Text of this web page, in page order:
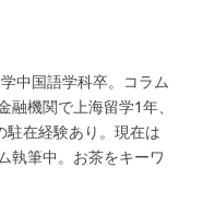
中国語学科卒。コラム
融機関で上海留学1年、
駐在経験あり。現在は
執筆中。お茶をキーワ